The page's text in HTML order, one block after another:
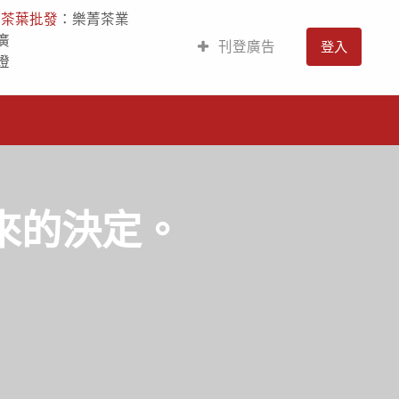
茶葉批發 ：樂菁茶業
刊登廣告 登入
決定。